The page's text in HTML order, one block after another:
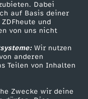
Dabei
auf Basis deiner
und
von uns nicht
Wir nutzen
anderen
Teilen von Inhalten
Zwecke wir deine